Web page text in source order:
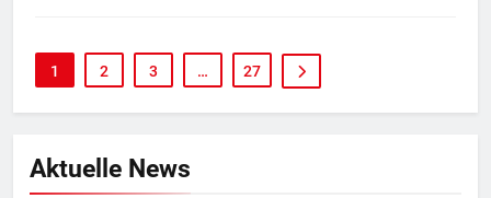
1 2 3 … 27
Aktuelle News